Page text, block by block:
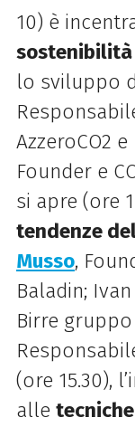
10) è
sostenibilità
lo sviluppo
AzzeroCO2
Founder e
si apre (ore
tendenze
Musso,
Baladin;
Birre gruppo
(ore 15.30),
alle